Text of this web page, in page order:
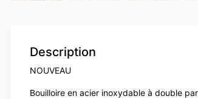
Description
NOUVEAU
Bouilloire en acier inoxydable à double